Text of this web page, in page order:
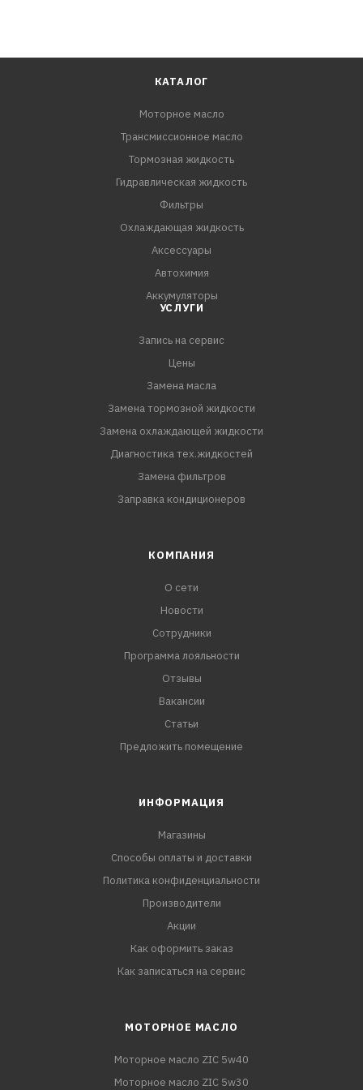
КАТАЛОГ
Моторное масло
Трансмиссионное масло
Тормозная жидкость
Гидравлическая жидкость
Фильтры
Охлаждающая жидкость
Аксессуары
Автохимия
Аккумуляторы
УСЛУГИ
Запись на сервис
Цены
Замена масла
Замена тормозной жидкости
Замена охлаждающей жидкости
Диагностика тех.жидкостей
Замена фильтров
Заправка кондиционеров
КОМПАНИЯ
О сети
Новости
Сотрудники
Программа лояльности
Отзывы
Вакансии
Статьи
Предложить помещение
ИНФОРМАЦИЯ
Магазины
Способы оплаты и доставки
Политика конфиденциальности
Производители
Акции
Как оформить заказ
Как записаться на сервис
МОТОРНОЕ МАСЛО
Моторное масло ZIC 5w40
Моторное масло ZIC 5w30